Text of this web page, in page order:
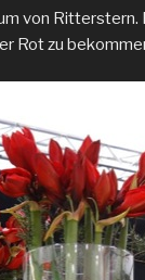
von Ritterstern.
Rot zu